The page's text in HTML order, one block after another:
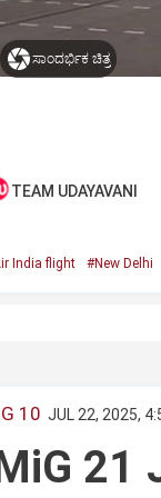
ಸಾಂದರ್ಭಿಕ ಚಿತ್ರ
TEAM UDAYAVANI
India flight #New Delhi
10 JUL 22, 2025,